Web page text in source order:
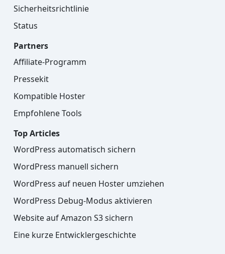
Sicherheitsrichtlinie
Status
Partners
Affiliate-Programm
Pressekit
Kompatible Hoster
Empfohlene Tools
Top Articles
WordPress automatisch sichern
WordPress manuell sichern
WordPress auf neuen Hoster umziehen
WordPress Debug-Modus aktivieren
Website auf Amazon S3 sichern
Eine kurze Entwicklergeschichte